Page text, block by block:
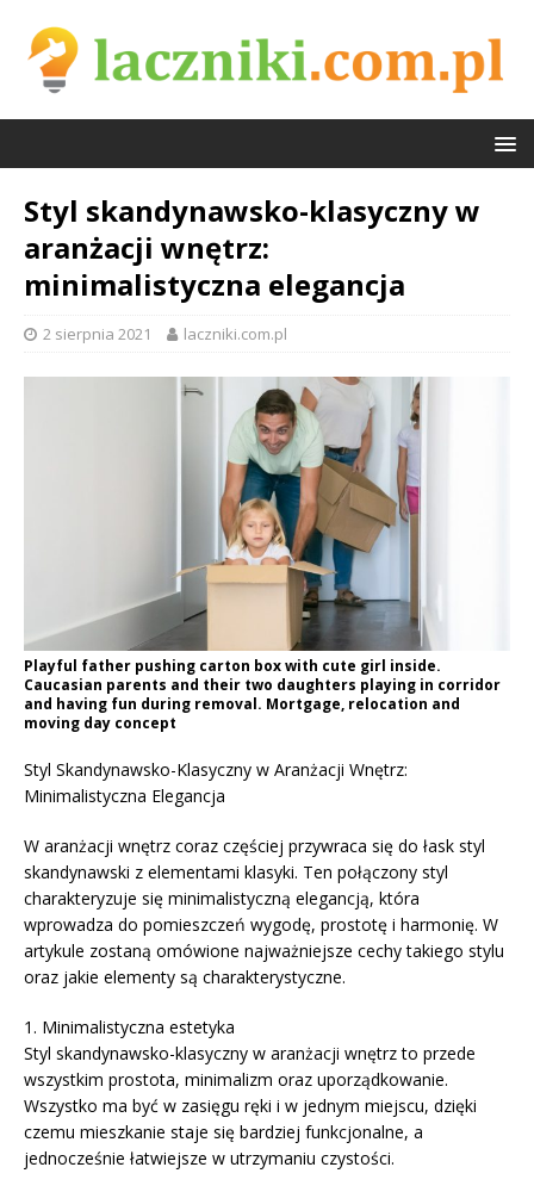
Styl skandynawsko-klasyczny w
aranżacji wnętrz:
minimalistyczna elegancja
2 sierpnia 2021 laczniki.com.pl
Playful father pushing carton box with cute girl inside.
Caucasian parents and their two daughters playing in corridor
and having fun during removal. Mortgage, relocation and
moving day concept
Styl Skandynawsko-Klasyczny w Aranżacji Wnętrz:
Minimalistyczna Elegancja
W aranżacji wnętrz coraz częściej przywraca się do łask styl
skandynawski z elementami klasyki. Ten połączony styl
charakteryzuje się minimalistyczną elegancją, która
wprowadza do pomieszczeń wygodę, prostotę i harmonię. W
artykule zostaną omówione najważniejsze cechy takiego stylu
oraz jakie elementy są charakterystyczne.
1. Minimalistyczna estetyka
Styl skandynawsko-klasyczny w aranżacji wnętrz to przede
wszystkim prostota, minimalizm oraz uporządkowanie.
Wszystko ma być w zasięgu ręki i w jednym miejscu, dzięki
czemu mieszkanie staje się bardziej funkcjonalne, a
jednocześnie łatwiejsze w utrzymaniu czystości.